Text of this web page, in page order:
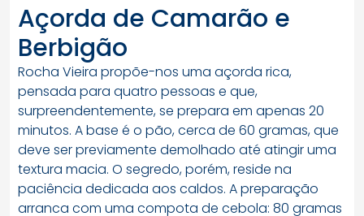
Açorda de Camarão e
Berbigão
Rocha Vieira propõe-nos uma açorda rica,
pensada para quatro pessoas e que,
surpreendentemente, se prepara em apenas 20
minutos. A base é o pão, cerca de 60 gramas, que
deve ser previamente demolhado até atingir uma
textura macia. O segredo, porém, reside na
paciência dedicada aos caldos. A preparação
arranca com uma compota de cebola: 80 gramas